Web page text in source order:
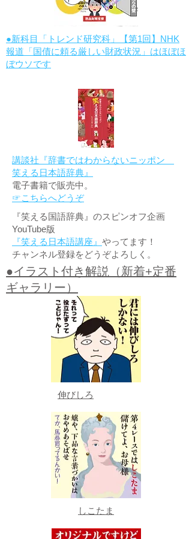
●新科目「トレンド研究科」【第1回】NHK
報道「国債に頼る厳しい財政状況」はほぼほ
ぼウソです
講談社『辞書ではわからないニッポン
笑える日本語辞典』
電子書籍で販売中。
☞こちらへどうぞ
『笑える国語辞典』のスピンオフ企画
YouTube版
『笑える日本語講座』 やってます！
チャンネル登録をどうぞよろしく。
●イラスト付き解説（新着+定番
ギャラリー）
伸びしろ
しこたま